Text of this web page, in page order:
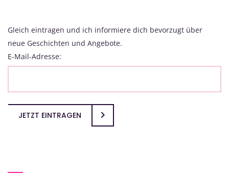
Gleich eintragen und ich informiere dich bevorzugt über
neue Geschichten und Angebote.
E-Mail-Adresse:
JETZT EINTRAGEN